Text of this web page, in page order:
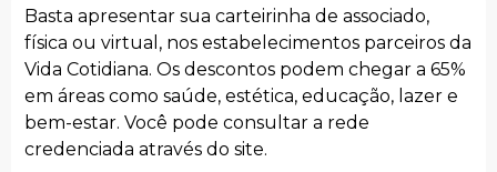
Basta apresentar sua carteirinha de associado,
física ou virtual, nos estabelecimentos parceiros da
Vida Cotidiana. Os descontos podem chegar a 65%
em áreas como saúde, estética, educação, lazer e
bem-estar. Você pode consultar a rede
credenciada através do site.